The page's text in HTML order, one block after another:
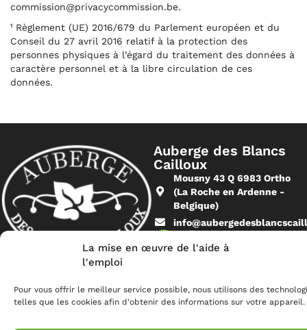
La mise en œuvre de l'aide à
l'emploi
Pour vous offrir le meilleur service possible, nous utilisons des
telles que les cookies afin d'obtenir des informations sur votre appareil.
commission@privacycommission.be.
¹ Règlement (UE) 2016/679 du Parlement européen et du
Conseil du 27 avril 2016 relatif à la protection des
personnes physiques à l’égard du traitement des données à
caractère personnel et à la libre circulation de ces
données.
Auberge des Blancs
Cailloux
Mousny 43 Q 6983 Ortho
(La Roche en Ardenne -
Belgique)
© 2026 Auberge des Blancs Cailloux